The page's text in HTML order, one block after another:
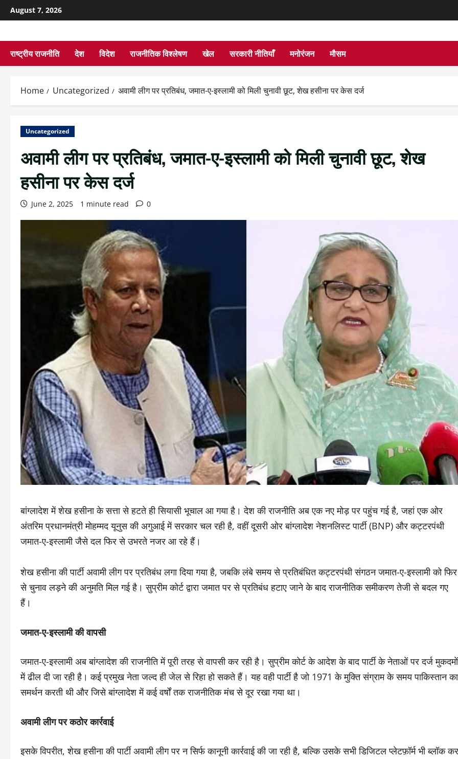
August 7, 2026
राष्ट्रीय राजनीति देश विदेश राजनीतिक विश्लेषण खेल सरकारी नीतियाँ मनोरंजन मौसम
Home Uncategorized अवामी लीग पर प्रतिबंध, जमात-ए-इस्लामी को मिली चुनावी छूट, शेख हसीना पर केस दर्ज
Uncategorized
अवामी लीग पर प्रतिबंध, जमात-ए-इस्लामी को मिली चुनावी छूट, शेख
हसीना पर केस दर्ज
June 2, 2025 1 minute read 0
बांग्लादेश में शेख हसीना के सत्ता से हटते ही सियासी भूचाल आ गया है। देश की राजनीति अब एक नए मोड़ पर पहुंच गई है, जहां एक ओर
अंतरिम प्रधानमंत्री मोहम्मद यूनुस की अगुआई में सरकार चल रही है, वहीं दूसरी ओर बांग्लादेश नेशनलिस्ट पार्टी (BNP) और कट्टरपंथी
जमात-ए-इस्लामी जैसे दल फिर से उभरते नजर आ रहे हैं।
शेख हसीना की पार्टी अवामी लीग पर प्रतिबंध लगा दिया गया है, जबकि लंबे समय से प्रतिबंधित कट्टरपंथी संगठन जमात-ए-इस्लामी को फिर
से चुनाव लड़ने की अनुमति मिल गई है। सुप्रीम कोर्ट द्वारा जमात पर से प्रतिबंध हटाए जाने के बाद राजनीतिक समीकरण तेजी से बदल गए
हैं।
जमात-ए-इस्लामी की वापसी
जमात-ए-इस्लामी अब बांग्लादेश की राजनीति में पूरी तरह से वापसी कर रही है। सुप्रीम कोर्ट के आदेश के बाद पार्टी के नेताओं पर दर्ज मुकदमों
में ढील दी जा रही है। कई प्रमुख नेता जल्द ही जेल से रिहा हो सकते हैं। यह वही पार्टी है जो 1971 के मुक्ति संग्राम के समय पाकिस्तान का
समर्थन करती थी और जिसे बांग्लादेश में कई वर्षों तक राजनीतिक मंच से दूर रखा गया था।
अवामी लीग पर कठोर कार्रवाई
इसके विपरीत, शेख हसीना की पार्टी अवामी लीग पर न सिर्फ कानूनी कार्रवाई की जा रही है, बल्कि उसके सभी डिजिटल प्लेटफ़ॉर्म भी ब्लॉक कर